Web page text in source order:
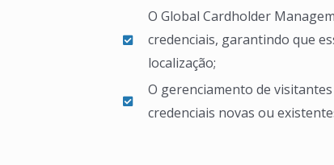
O Global Cardholder
credenciais, garantindo que
localização;
O gerenciamento de
credenciais novas ou